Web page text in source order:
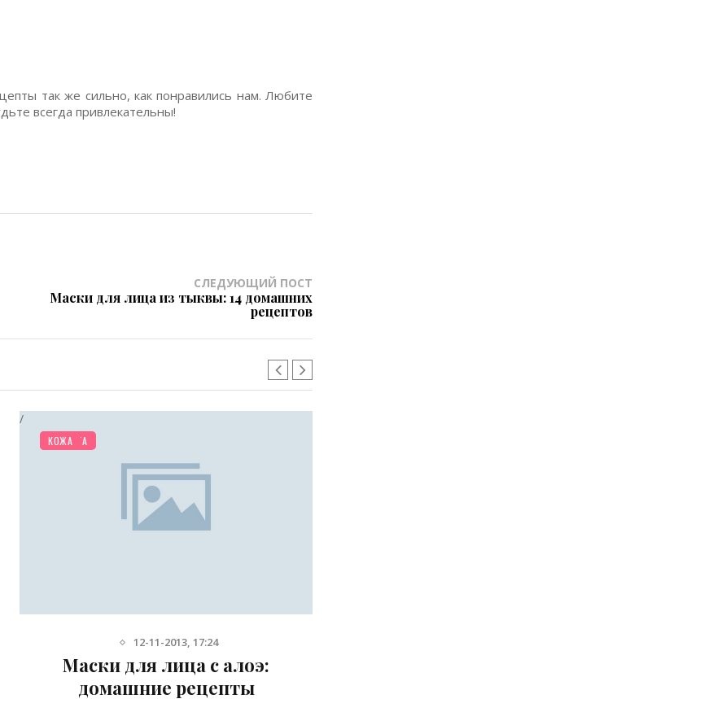
так же сильно, как понравились нам. Любите
всегда привлекательны!
СЛЕДУЮЩИЙ ПОСТ
Маски для лица из тыквы: 14 домашних
рецептов
КРАСОТА
/
КОЖА
12-11-2013, 17:24
Маски для лица с алоэ:
домашние рецепты